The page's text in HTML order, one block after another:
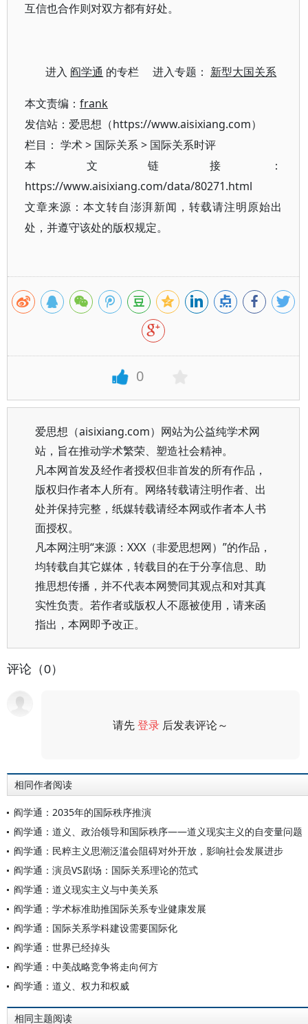
互信也合作则对双方都有好处。
进入 阎学通 的专栏 进入专题： 新型大国关系
本文责编： frank
发信站：爱思想（https://www.aisixiang.com）
栏目： 学术> 国际关系> 国际关系时评
本文链接：
https://www.aisixiang.com/data/80271.html
文章来源：本文转自澎湃新闻，转载请注明原始出
处，并遵守该处的版权规定。
0
爱思想（aisixiang.com）网站为公益纯学术网
站，旨在推动学术繁荣、塑造社会精神。
凡本网首发及经作者授权但非首发的所有作品，
版权归作者本人所有。网络转载请注明作者、出
处并保持完整，纸媒转载请经本网或作者本人书
面授权。
凡本网注明“来源：XXX（非爱思想网）”的作品，
均转载自其它媒体，转载目的在于分享信息、助
推思想传播，并不代表本网赞同其观点和对其真
实性负责。若作者或版权人不愿被使用，请来函
指出，本网即予改正。
评论（0）
请先登录 后发表评论～
相同作者阅读
阎学通：2035年的国际秩序推演
阎学通：道义、政治领导和国际秩序——道义现实主义的自变量问题
阎学通：民粹主义思潮泛滥会阻碍对外开放，影响社会发展进步
阎学通：演员VS剧场：国际关系理论的范式
阎学通：道义现实主义与中美关系
阎学通：学术标准助推国际关系专业健康发展
阎学通：国际关系学科建设需要国际化
阎学通：世界已经掉头
阎学通：中美战略竞争将走向何方
阎学通：道义、权力和权威
相同主题阅读